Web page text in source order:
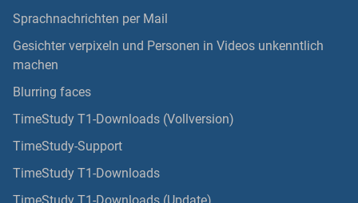
Sprachnachrichten per Mail
Gesichter verpixeln und Personen in Videos unkenntlich
machen
Blurring faces
TimeStudy T1-Downloads (Vollversion)
TimeStudy-Support
TimeStudy T1-Downloads